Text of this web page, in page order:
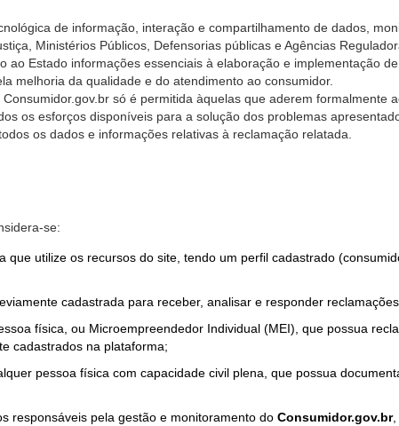
de informação, interação e compartilhamento de dados,
Ministérios Públicos, Defensorias públicas e Agências
ao Estado informações essenciais à elaboração e implementação
melhoria da qualidade e do atendimento ao consumidor.
só é permitida àquelas que aderem
os esforços disponíveis para a solução dos problemas
os dados e informações relativas à reclamação relatada.
se:
que utilize os recursos do site, tendo um perfil cadastrado
cadastrada para receber, analisar e responder
física, ou Microempreendedor Individual (MEI), que possua
cadastrados na plataforma;
pessoa física com capacidade civil plena, que possua
responsáveis pela gestão e monitoramento do Consumidor.gov.br,